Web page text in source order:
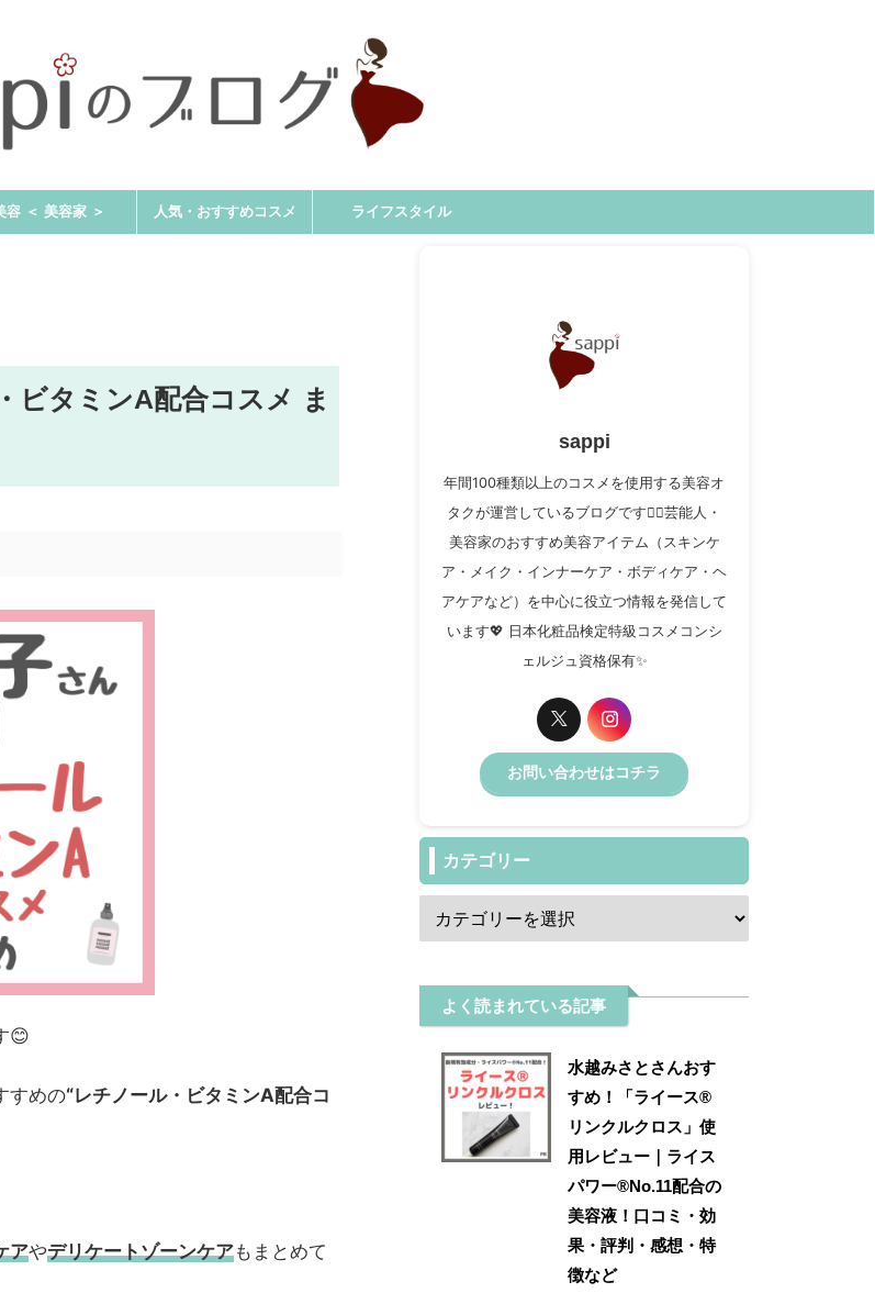
容 ＜ 美容家 ＞ 人気・おすすめコスメ ライフスタイル
ビタミンA配合コスメ ま
😊
すめの“レチノール・ビタミンA配合コ
アやデリケートゾーンケアもまとめて
sappi
年間100種類以上のコスメを使用する美容オ
タクが運営しているブログです✍🏻芸能人・
美容家のおすすめ美容アイテム（スキンケ
ア・メイク・インナーケア・ボディケア・ヘ
アケアなど）を中心に役立つ情報を発信して
います💖 日本化粧品検定特級コスメコンシ
ェルジュ資格保有✨️
お問い合わせはコチラ
カテゴリー
よく読まれている記事
水越みさとさんおす
すめ！「ライース®
リンクルクロス」使
用レビュー｜ライス
パワー®No.11配合の
美容液！口コミ・効
果・評判・感想・特
徴など